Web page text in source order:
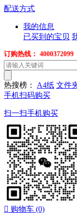
配送方式
我的信息
已买到的宝贝
订购热线：
热搜榜： A4纸 文件
手机扫码购买
扫一扫手机购买
 购物车 (0)